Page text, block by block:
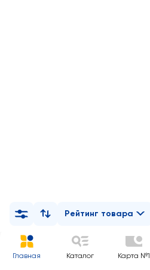
Рейтинг товара
Главная Каталог Карта №1